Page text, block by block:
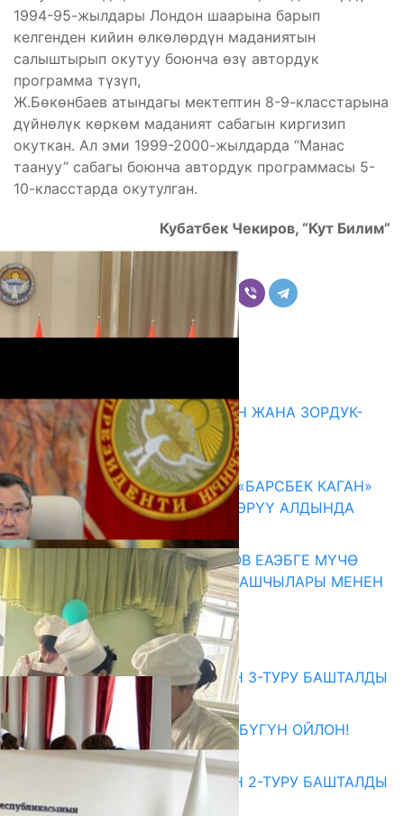
1994-95-жылдары Лондон шаарына барып
келгенден кийин өлкөлөрдүн маданиятын
салыштырып окутуу боюнча өзү автордук
программа түзүп,
Ж.Бөкөнбаев атындагы мектептин 8-9-класстарына
дүйнөлүк көркөм маданият сабагын киргизип
окуткан. Ал эми 1999-2000-жылдарда “Манас
таануу” сабагы боюнча автордук программасы 5-
10-класстарда окутулган.
Кубатбек Чекиров, “Кут Билим”
Комментарийлер
ГЕНДЕРДИК БАСМЫРЛООДОН ЖАНА ЗОРДУК-
ЗОМБУЛУКТАН КОРГОО
07.08.2026
КЫРГЫЗ ТАРЫХЫ ТАСМАДА: «БАРСБЕК КАГАН»
КӨРКӨМ ТАСМАСЫ ЖАРЫК КӨРҮҮ АЛДЫНДА
07.08.2026
ПРЕЗИДЕНТ САДЫР ЖАПАРОВ ЕАЭБГЕ МҮЧӨ
МАМЛЕКЕТТЕРДИН ӨКМӨТ БАШЧЫЛАРЫ МЕНЕН
ЖОЛУГУШТУ
07.08.2026
Абитуриент
ЖОЖДОРГО КАБЫЛ АЛУУНУН 3-ТУРУ БАШТАЛДЫ
27.07.2026
ӨЗҮҢДҮН КЕЛЕЧЕГИҢ ҮЧҮН БҮГҮН ОЙЛОН!
20.07.2026
ЖОЖДОРГО КАБЫЛ АЛУУНУН 2-ТУРУ БАШТАЛДЫ
20.07.2026